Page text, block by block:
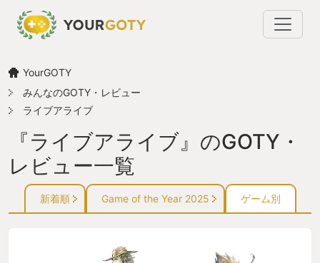
YourGOTY
みんなのGOTY・レビュー
ライブアライブ
『ライブアライブ』のGOTY・
レビュー一覧
新着順 Game of the Year 2025 ゲーム別